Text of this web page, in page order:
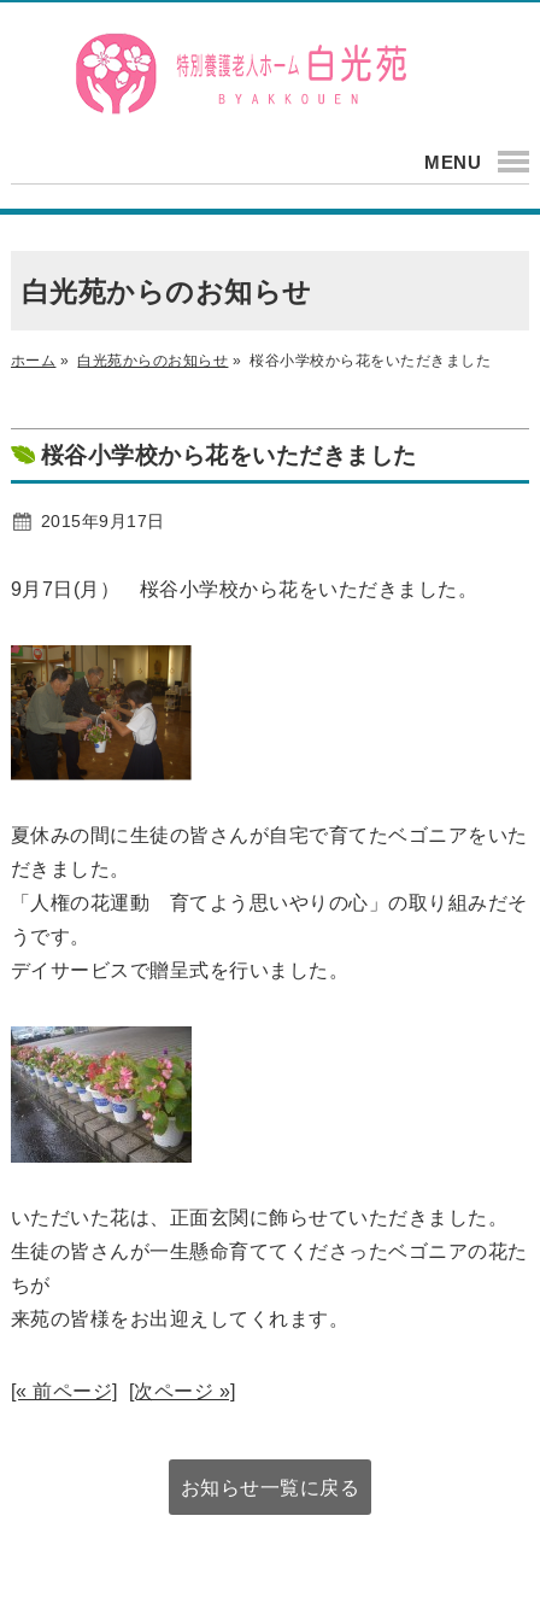
MENU
白光苑からのお知らせ
ホーム » 白光苑からのお知らせ » 桜谷小学校から花をいただきました
桜谷小学校から花をいただきました
2015年9月17日
9月7日(月） 桜谷小学校から花をいただきました。
夏休みの間に生徒の皆さんが自宅で育てたベゴニアをいた
だきました。
「人権の花運動 育てよう思いやりの心」の取り組みだそ
うです。
デイサービスで贈呈式を行いました。
いただいた花は、正面玄関に飾らせていただきました。
生徒の皆さんが一生懸命育ててくださったベゴニアの花た
ちが
来苑の皆様をお出迎えしてくれます。
[« 前ページ] [次ページ »]
お知らせ一覧に戻る